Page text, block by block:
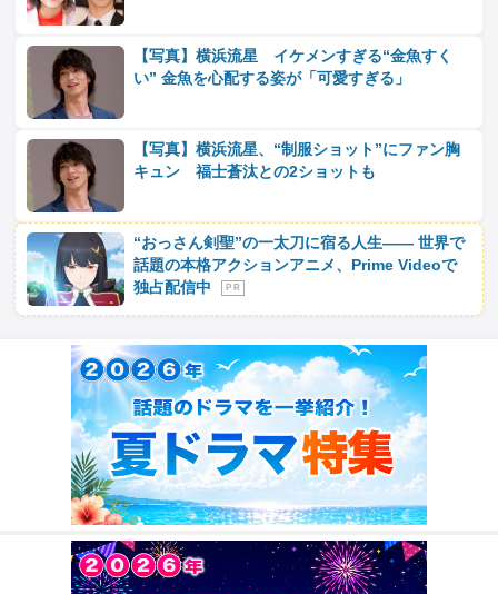
【写真】横浜流星 イケメンすぎる“金魚すく
い” 金魚を心配する姿が「可愛すぎる」
【写真】横浜流星、“制服ショット”にファン胸
キュン 福士蒼汰との2ショットも
“おっさん剣聖”の一太刀に宿る人生―― 世界で
話題の本格アクションアニメ、Prime Videoで
独占配信中
P R